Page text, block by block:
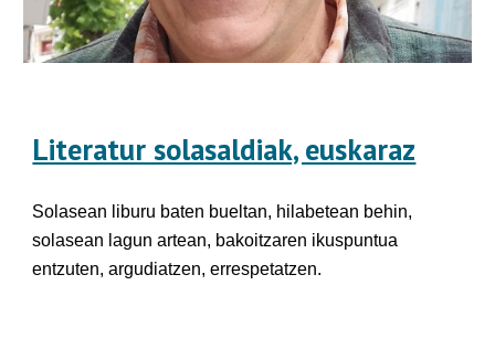
Literatur solasaldiak, euskaraz
Solasean liburu baten bueltan, hilabetean behin,
solasean lagun artean, bakoitzaren ikuspuntua
entzuten, argudiatzen, errespetatzen.